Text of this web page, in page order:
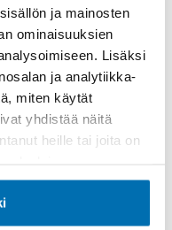
ja mainosten
ominaisuuksien
Lisäksi
ja analytiikka-
miten käytät
yhdistää näitä
heille tai joita on